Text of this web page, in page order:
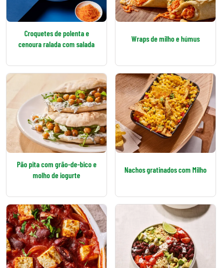
Croquetes de polenta e
cenoura ralada com salada
Wraps de milho e húmus
Pão pita com grão-de-bico e
molho de iogurte
Nachos gratinados com Milho